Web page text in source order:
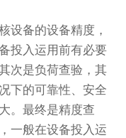
备的设备精度，
投入运用前有必要
次是负荷查验，其
下的可靠性、安全
。最终是精度查
一般在设备投入运